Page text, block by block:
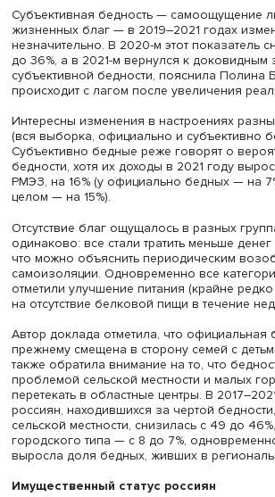
Субъективная бедность —
жизненных благ — в 2019–2021
незначительно. В 2020-м этот
субъективной бедности, пояснила
происходит с лагом после
Интересны изменения в
(вся выборка, официально и
Субъективно бедные реже говорят о
бедности, хотя их доходы в 2021
РМЭЗ, на 16% (у официально бедных